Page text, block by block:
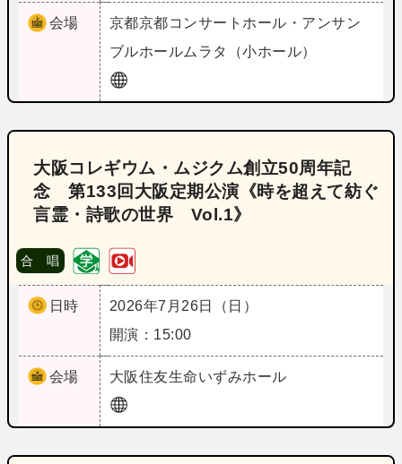
会場 京都京都コンサートホール・アンサン
ブルホールムラタ（小ホール）
大阪コレギウム・ムジクム創立50周年記
念 第133回大阪定期公演《時を超えて紡ぐ
言霊・詩歌の世界 Vol.1》
合 唱
日時
2026年7月26日（日）
開演：15:00
会場 大阪住友生命いずみホール